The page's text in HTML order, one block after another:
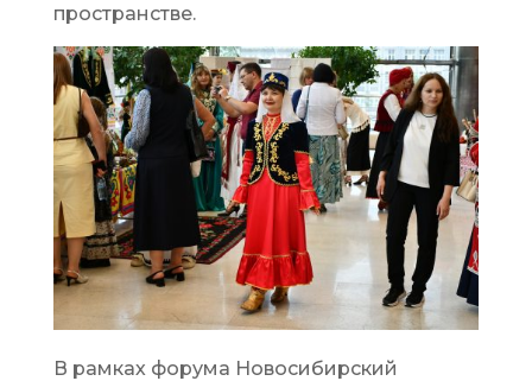
пространстве.
В рамках форума Новосибирский